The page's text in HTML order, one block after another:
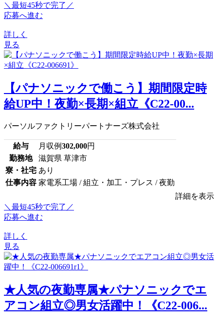
＼最短45秒で完了／
応募へ進む
詳しく
見る
【パナソニックで働こう】期間限定時
給UP中！夜勤×長期×組立《C22-00...
パーソルファクトリーパートナーズ株式会社
給与 月収例302,000円
勤務地
滋賀県 草津市
寮・社宅 あり
仕事内容 家電系工場 / 組立・加工・プレス / 夜勤
詳細を表示
＼最短45秒で完了／
応募へ進む
詳しく
見る
★人気の夜勤専属★パナソニックでエ
アコン組立◎男女活躍中！《C22-006...